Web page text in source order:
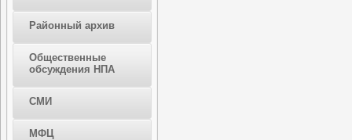
Районный архив
Общественные
обсуждения НПА
СМИ
МФЦ